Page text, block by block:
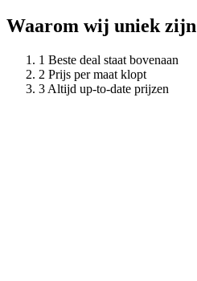
Waarom wij uniek zijn
Beste deal staat bovenaan
Prijs per maat klopt
Altijd up-to-date prijzen